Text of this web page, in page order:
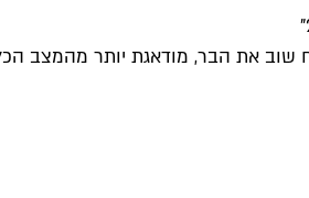
שוב את הבר, מודאגת יותר מהמצב